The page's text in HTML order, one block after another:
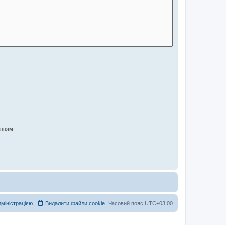
Часовий пояс UTC+03:00
Видалити файли cookie